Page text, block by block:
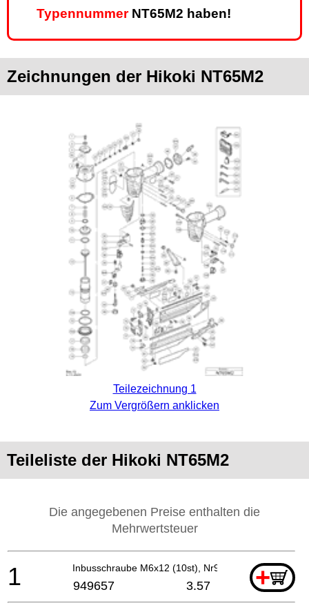
TypennummerNT65M2 haben!
Zeichnungen der Hikoki NT65M2
Teilezeichnung 1
Zum Vergrößern anklicken
Teileliste der Hikoki NT65M2
Die angegebenen Preise enthalten die
Mehrwertsteuer
Inbusschraube M6x12 (10st), Nr90aa +
1 949657 3.57